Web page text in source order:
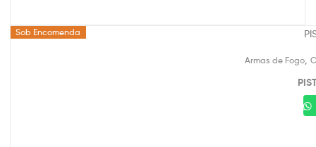
Sob Encomenda
Armas de Fogo,